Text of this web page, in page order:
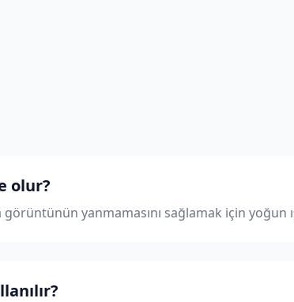
olur?
yanmamasını sağlamak için yoğun